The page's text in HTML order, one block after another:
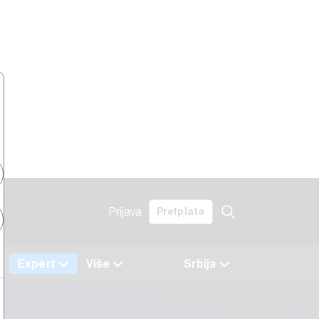
Prijava Pretplata
Srbija
Expert Više